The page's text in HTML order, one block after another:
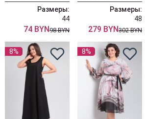
Размеры:
44
74 BYN98 BYN
Размеры:
48
279 BYN302 BYN
8% 8%